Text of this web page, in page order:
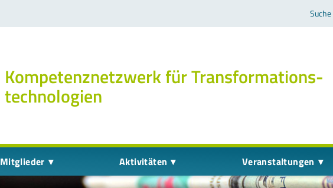
Suche
Kompetenz­netzwerk für Transformations­
technologien
Mitglieder Aktivitäten Veranstaltungen